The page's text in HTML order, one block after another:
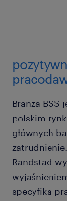
Branża BSS
polskim
głównych
Randstad
specyfika